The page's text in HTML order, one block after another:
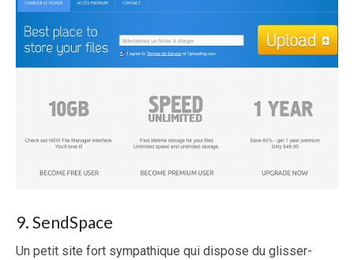
9. SendSpace
Un petit site fort sympathique qui dispose du glisser-